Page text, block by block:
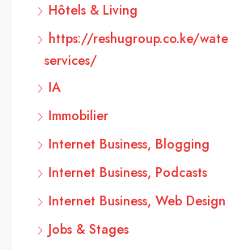
Hôtels & Living
https://reshugroup.co.ke/
services/
IA
Immobilier
Internet Business, Blogging
Internet Business, Podcasts
Internet Business, Web Design
Jobs & Stages